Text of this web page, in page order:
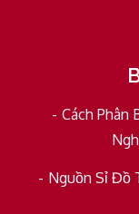
Cách Phân
Nguồn Sỉ Đồ